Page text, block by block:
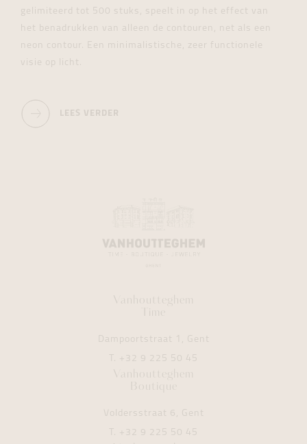
gelimiteerd tot 500 stuks, speelt in op het effect van
het benadrukken van alleen de contouren, net als een
neon contour. Een minimalistische, zeer functionele
visie op licht.
LEES VERDER
Vanhoutteghem
Time
Dampoortstraat 1, Gent
T. +32 9 225 50 45
Vanhoutteghem
Boutique
Voldersstraat 6, Gent
T. +32 9 225 50 45